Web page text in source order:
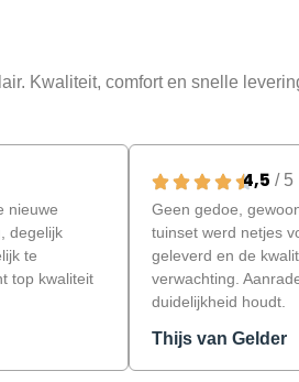
Kwaliteit, comfort en snelle
nieuwe
degelijk
te
top kwaliteit
4,5 / 5
Geen gedoe,
tuinset werd netjes
geleverd en de
verwachting.
duidelijkheid houdt.
Thijs van Gelder